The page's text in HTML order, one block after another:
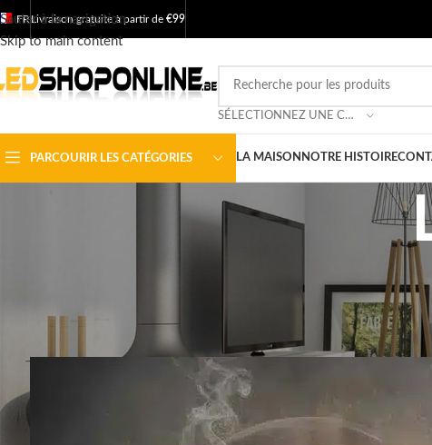
Sauter à la navigation
Skip to main content
FRLivraison gratuite à partir de €99
SÉLECTIONNEZ UNE CATÉGORIE
PARCOURIR LES CATÉGORIES LA MAISON NOTRE HISTOIRE
LES PRODUITS
Calculez vos
Posté par